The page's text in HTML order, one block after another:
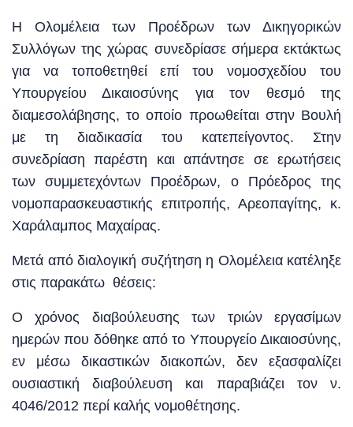
Η Ολομέλεια των Προέδρων των Δικηγορικών
Συλλόγων της χώρας συνεδρίασε σήμερα εκτάκτως
για να τοποθετηθεί επί του νομοσχεδίου του
Υπουργείου Δικαιοσύνης για τον θεσμό της
διαμεσολάβησης, το οποίο προωθείται στην Βουλή
με τη διαδικασία του κατεπείγοντος. Στην
συνεδρίαση παρέστη και απάντησε σε ερωτήσεις
των συμμετεχόντων Προέδρων, ο Πρόεδρος της
νομοπαρασκευαστικής επιτροπής, Αρεοπαγίτης, κ.
Χαράλαμπος Μαχαίρας.
Μετά από διαλογική συζήτηση η Ολομέλεια κατέληξε
στις παρακάτω θέσεις:
Ο χρόνος διαβούλευσης των τριών εργασίμων
ημερών που δόθηκε από το Υπουργείο Δικαιοσύνης,
εν μέσω δικαστικών διακοπών, δεν εξασφαλίζει
ουσιαστική διαβούλευση και παραβιάζει τον ν.
4046/2012 περί καλής νομοθέτησης.